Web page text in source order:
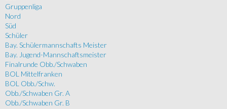
Gruppenliga
Nord
Süd
Schüler
Bay. Schülermannschafts Meister
Bay. Jugend-Mannschaftsmeister
Finalrunde Obb./Schwaben
BOL Mittelfranken
BOL Obb./Schw.
Obb./Schwaben Gr. A
Obb./Schwaben Gr. B